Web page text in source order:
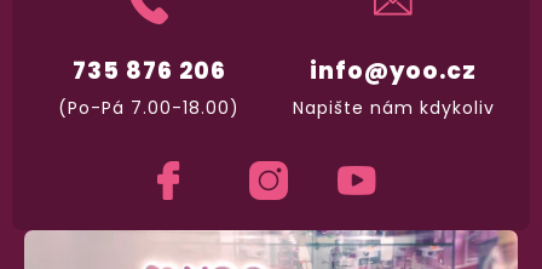
98% spokojenost
recenzí ověřených zakazníků
info@yoo.cz
Napište nám kdykoliv
735 876 206
(Po-Pá 7.00-18.00)